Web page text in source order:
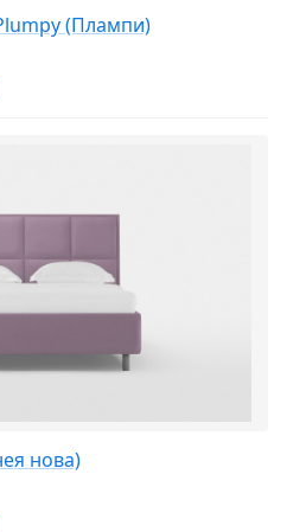
(Плампи)
нова)